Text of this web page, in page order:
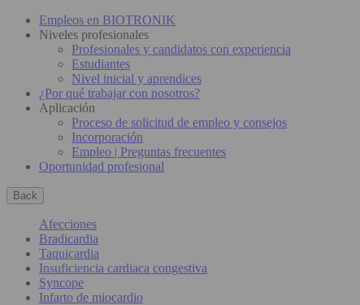
Empleos en BIOTRONIK
Niveles profesionales
Profesionales y candidatos con experiencia
Estudiantes
Nivel inicial y aprendices
¿Por qué trabajar con nosotros?
Aplicación
Proceso de solicitud de empleo y consejos
Incorporación
Empleo | Preguntas frecuentes
Oportunidad profesional
Back
Afecciones
Bradicardia
Taquicardia
Insuficiencia cardiaca congestiva
Syncope
Infarto de miocardio